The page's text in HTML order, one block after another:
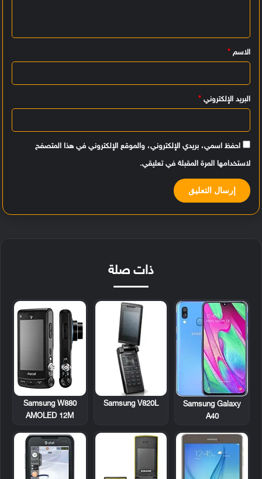
ي
ق
الاسم *
البريد الإلكتروني *
احفظ اسمي، بريدي الإلكتروني، والموقع الإلكتروني في هذا المتصفح
لاستخدامها المرة المقبلة في تعليقي.
ذات صلة
Samsung Galaxy
A40
Samsung V820L
Samsung W880
AMOLED 12M